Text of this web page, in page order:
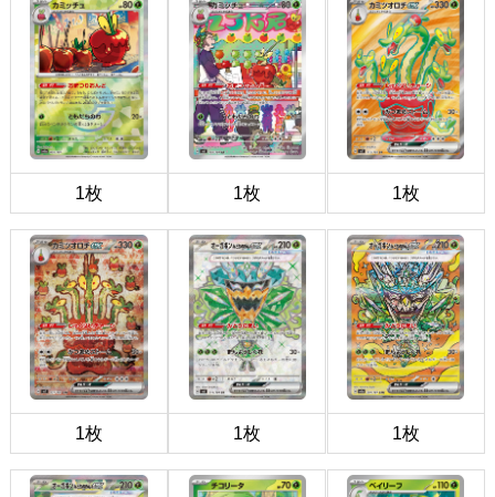
1枚 1枚 1枚
1枚 1枚 1枚